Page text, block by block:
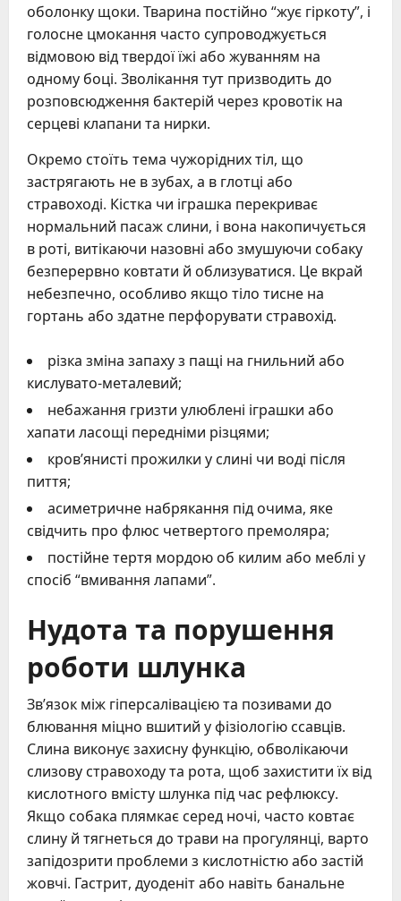
оболонку щоки. Тварина постійно “жує гіркоту”, і
голосне цмокання часто супроводжується
відмовою від твердої їжі або жуванням на
одному боці. Зволікання тут призводить до
розповсюдження бактерій через кровотік на
серцеві клапани та нирки.
Окремо стоїть тема чужорідних тіл, що
застрягають не в зубах, а в глотці або
стравоході. Кістка чи іграшка перекриває
нормальний пасаж слини, і вона накопичується
в роті, витікаючи назовні або змушуючи собаку
безперервно ковтати й облизуватися. Це вкрай
небезпечно, особливо якщо тіло тисне на
гортань або здатне перфорувати стравохід.
різка зміна запаху з пащі на гнильний або
кислувато-металевий;
небажання гризти улюблені іграшки або
хапати ласощі передніми різцями;
кров’янисті прожилки у слині чи воді після
пиття;
асиметричне набрякання під очима, яке
свідчить про флюс четвертого премоляра;
постійне тертя мордою об килим або меблі у
спосіб “вмивання лапами”.
Нудота та порушення
роботи шлунка
Зв’язок між гіперсалівацією та позивами до
блювання міцно вшитий у фізіологію ссавців.
Слина виконує захисну функцію, обволікаючи
слизову стравоходу та рота, щоб захистити їх від
кислотного вмісту шлунка під час рефлюксу.
Якщо собака плямкає серед ночі, часто ковтає
слину й тягнеться до трави на прогулянці, варто
запідозрити проблеми з кислотністю або застій
жовчі. Гастрит, дуоденіт або навіть банальне